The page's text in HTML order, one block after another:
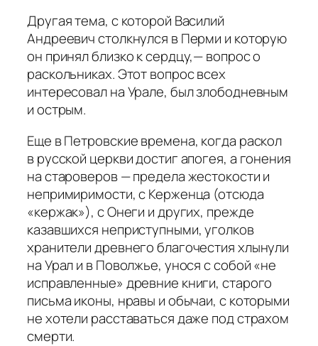
Другая тема, с которой Василий
Андреевич столкнулся в Перми и которую
он принял близко к сердцу,— вопрос о
раскольниках. Этот вопрос всех
интересовал на Урале, был злободневным
и острым.
Еще в Петровские времена, когда раскол
в русской церкви достиг апогея, а гонения
на староверов — предела жестокости и
непримиримости, с Керженца (отсюда
«кержак»), с Онеги и других, прежде
казавшихся неприступными, уголков
хранители древнего благочестия хлынули
на Урал и в Поволжье, унося с собой «не
исправленные» древние книги, старого
письма иконы, нравы и обычаи, с которыми
не хоте­ли расставаться даже под страхом
смерти.